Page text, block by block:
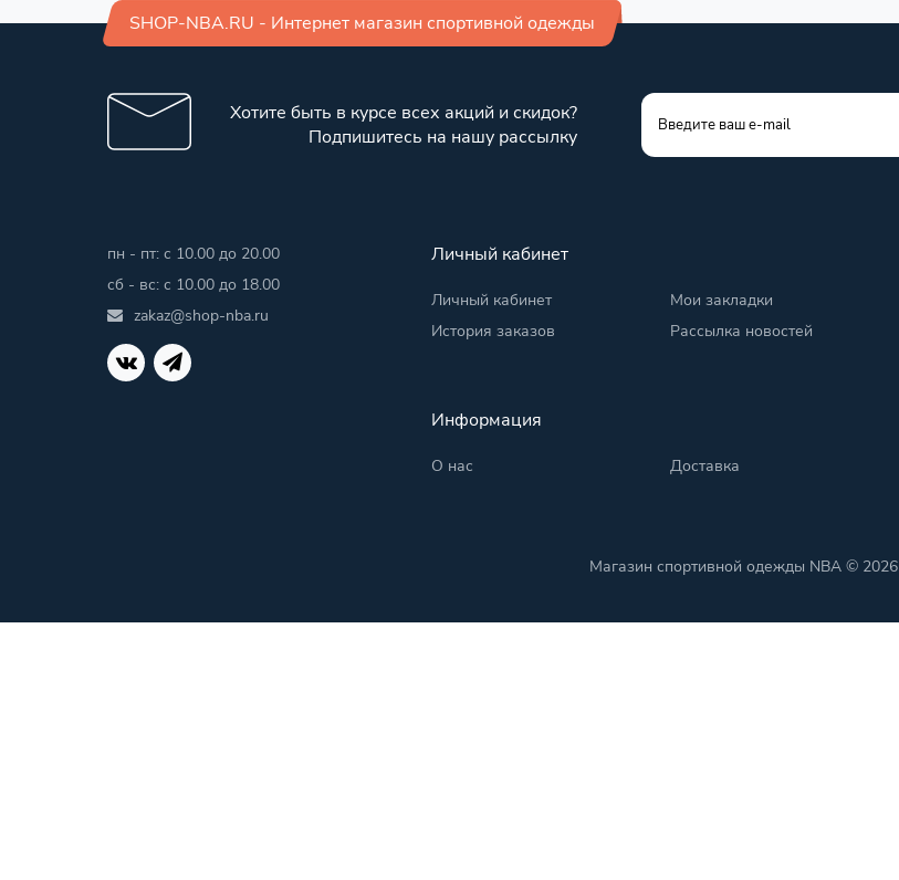
SHOP-NBA.RU - Интернет магазин спортивной одежды
Хотите быть в курсе всех акций и скидок?
Подпишитесь на нашу рассылку
пн - пт: с 10.00 до 20.00
сб - вс: с 10.00 до 18.00
zakaz@shop-nba.ru
Личный кабинет
Личный кабинет
История заказов
Мои закладки
Рассылка новостей
Информация
О нас Доставка
Магазин спортивной одежды NBA © 2026